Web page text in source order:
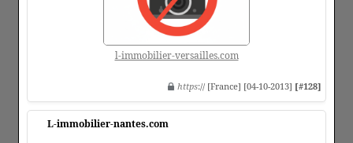
l-immobilier-versailles.com
https:// [France] [04-10-2013] [#128]
L-immobilier-nantes.com